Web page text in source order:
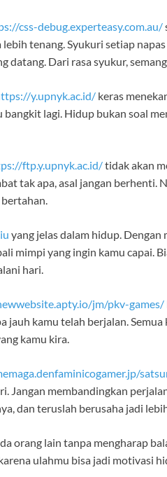
css-debug.experteasy.com.au/
lebih tenang. Syukuri setiap
datang. Dari rasa syukur,
y.upnyk.ac.id/ keras
bangkit lagi. Hidup bukan soal
ftp.y.upnyk.ac.id/tidak akan
tak apa, asal jangan
yang jelas dalam hidup.
mimpi yang ingin kamu capai.
hari.
jm/pkv-games/
jauh kamu telah berjalan.
kamu kira.
Jangan membandingkan
dan teruslah berusaha jadi
orang lain tanpa mengharap
ulahmu bisa jadi motivasi